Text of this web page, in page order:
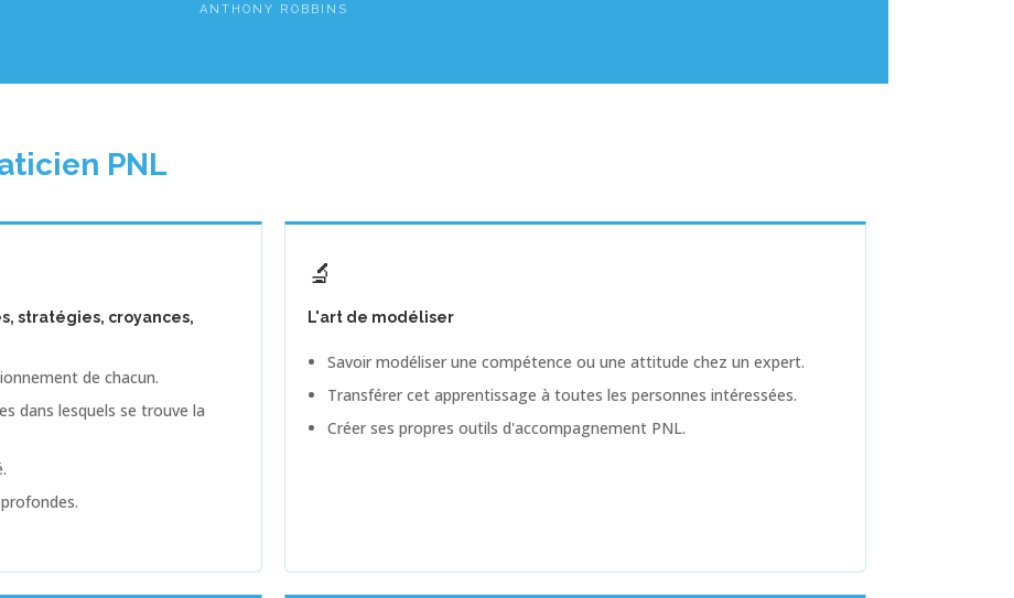
ANTHONY ROBBINS
PNL
stratégies, croyances,
de chacun.
dans lesquels se trouve la
🔬
L'art de modéliser
Savoir modéliser une compétence ou une attitude chez un expert.
Transférer cet apprentissage à toutes les personnes intéressées.
Créer ses propres outils d'accompagnement PNL.